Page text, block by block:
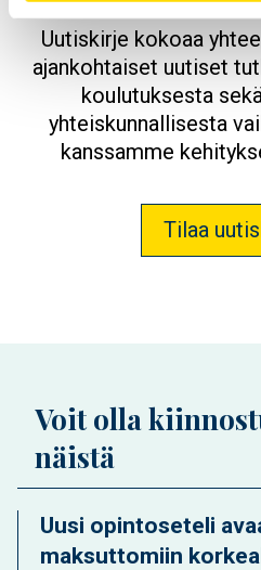
Uutiskirje kokoaa
ajankohtaiset uutiset
koulutuksesta
yhteiskunnallisesta
kanssamme
Tilaa
Voit olla
näistä
Uusi opintoseteli
maksuttomiin